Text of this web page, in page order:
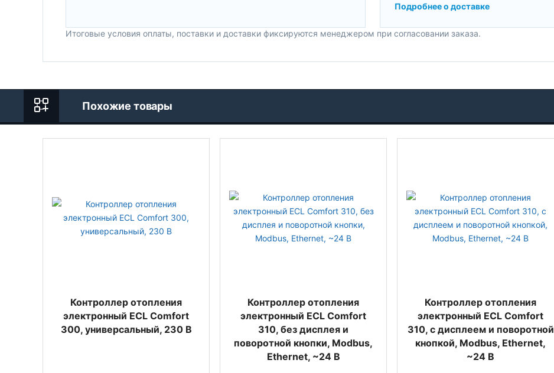
Подробнее о доставке
Итоговые условия оплаты, поставки и доставки фиксируются менеджером при согласовании заказа.
Похожие товары
Контроллер отопления
электронный ECL Comfort
300, универсальный, 230 В
Контроллер отопления
электронный ECL Comfort
310, без дисплея и
поворотной кнопки, Modbus,
Ethernet, ~24 В
Контроллер отопления
электронный ECL Comfort
310, с дисплеем и поворотной
кнопкой, Modbus, Ethernet,
~24 В